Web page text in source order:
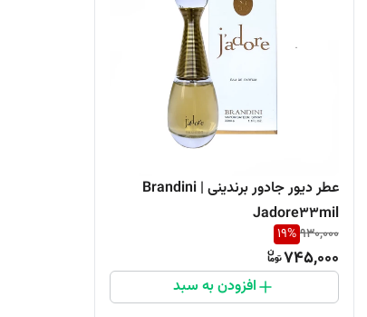
عطر دیور جادور برندینی | Brandini
Jadore33mil
930,000
19%
745,000
افزودن به سبد